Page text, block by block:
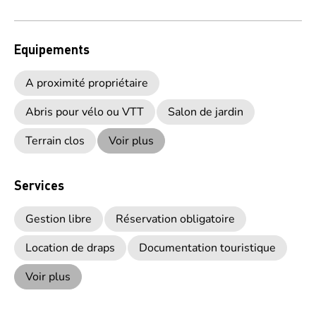
Equipements
A proximité propriétaire
Abris pour vélo ou VTT
Salon de jardin
Terrain clos
Voir plus
Services
Gestion libre
Réservation obligatoire
Location de draps
Documentation touristique
Voir plus